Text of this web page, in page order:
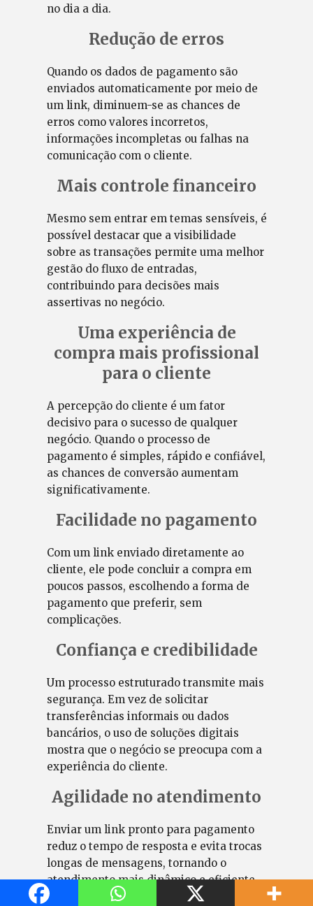
no dia a dia.
Redução de erros
Quando os dados de pagamento são
enviados automaticamente por meio de
um link, diminuem-se as chances de
erros como valores incorretos,
informações incompletas ou falhas na
comunicação com o cliente.
Mais controle financeiro
Mesmo sem entrar em temas sensíveis, é
possível destacar que a visibilidade
sobre as transações permite uma melhor
gestão do fluxo de entradas,
contribuindo para decisões mais
assertivas no negócio.
Uma experiência de
compra mais profissional
para o cliente
A percepção do cliente é um fator
decisivo para o sucesso de qualquer
negócio. Quando o processo de
pagamento é simples, rápido e confiável,
as chances de conversão aumentam
significativamente.
Facilidade no pagamento
Com um link enviado diretamente ao
cliente, ele pode concluir a compra em
poucos passos, escolhendo a forma de
pagamento que preferir, sem
complicações.
Confiança e credibilidade
Um processo estruturado transmite mais
segurança. Em vez de solicitar
transferências informais ou dados
bancários, o uso de soluções digitais
mostra que o negócio se preocupa com a
experiência do cliente.
Agilidade no atendimento
Enviar um link pronto para pagamento
reduz o tempo de resposta e evita trocas
longas de mensagens, tornando o
atendimento mais dinâmico e eficiente.